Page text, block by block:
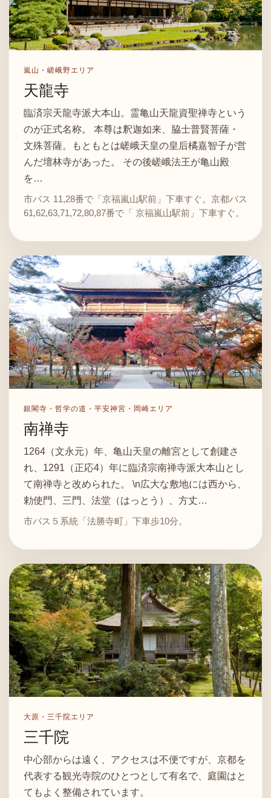
嵐山・嵯峨野エリア
天龍寺
臨済宗天龍寺派大本山。霊亀山天龍資聖禅寺という
のが正式名称。 本尊は釈迦如来、脇士普賢菩薩・
文殊菩薩。もともとは嵯峨天皇の皇后橘嘉智子が営
んだ壇林寺があった。 その後嵯峨法王が亀山殿
を…
市バス 11,28番で「京福嵐山駅前」下車すぐ。京都バス
61,62,63,71,72,80,87番で「 京福嵐山駅前」下車すぐ。
銀閣寺・哲学の道・平安神宮・岡崎エリア
南禅寺
1264（文永元）年、亀山天皇の離宮として創建さ
れ、1291（正応4）年に臨済宗南禅寺派大本山とし
て南禅寺と改められた。 \n広大な敷地には西から、
勅使門、三門、法堂（はっとう）、方丈…
市バス５系統「法勝寺町」下車歩10分。
大原・三千院エリア
三千院
中心部からは遠く、アクセスは不便ですが、京都を
代表する観光寺院のひとつとして有名で、庭園はと
てもよく整備されています。